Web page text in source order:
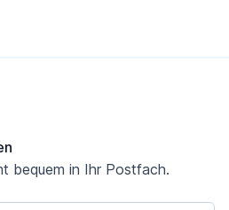
bequem in Ihr Postfach.